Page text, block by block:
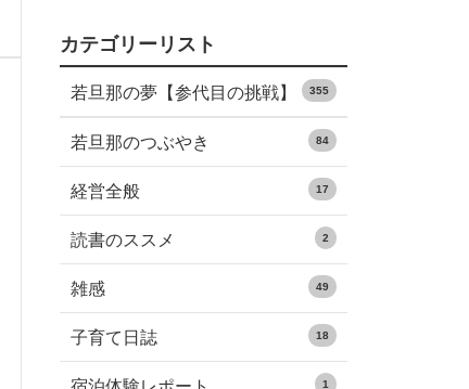
カテゴリーリスト
若旦那の夢【参代目の挑戦】 355
若旦那のつぶやき 84
経営全般 17
読書のススメ 2
雑感 49
子育て日誌 18
1